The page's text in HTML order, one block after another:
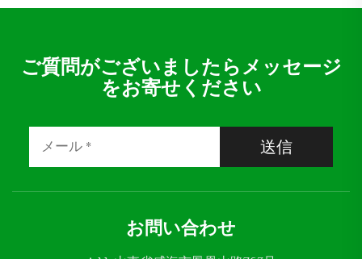
ご質問がございましたらメッセージ
をお寄せください
送信
お問い合わせ